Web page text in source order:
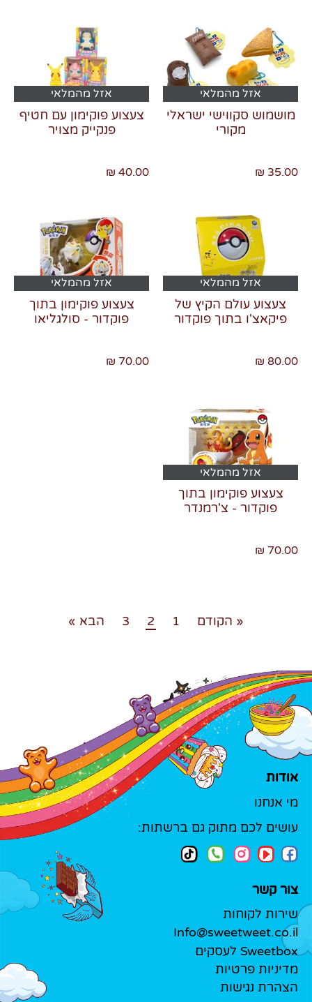
אזל מהמלאי
מושמוש סקווישי ישראלי
מקורי
35.00 ₪
אזל מהמלאי
צעצוע פוקימון עם חטיף
פנקייק מצויר
40.00 ₪
אזל מהמלאי
צעצוע עולם הקיץ של
פיקאצ'ו בתוך פוקדור
80.00 ₪
אזל מהמלאי
צעצוע פוקימון בתוך
פוקדור - סולגליאו
70.00 ₪
אזל מהמלאי
צעצוע פוקימון בתוך
פוקדור - צ'רמנדר
70.00 ₪
« הקודם 1
2
3 הבא »
אודות
מי אנחנו
עושים לכם מתוק גם ברשתות:
צור קשר
שירות לקוחות
Info@sweetweet.co.il
Sweetbox לעסקים
מדיניות פרטיות
הצהרת נגישות